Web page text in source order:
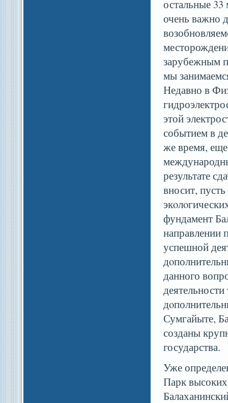
остальные 33
очень важно
зарубежным
мы
Недавно в
этой
событием в
же время, еще
результате
вносит,
фундамент
направлении
успешной
данного
Сумгайыте,
созданы
государства.
Уже
Парк